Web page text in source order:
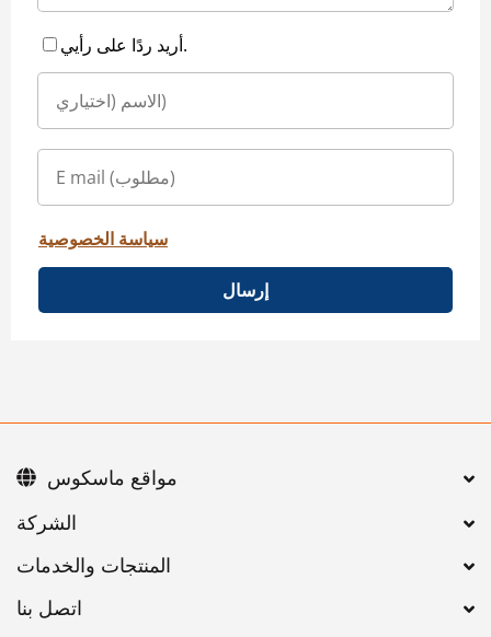
أريد ردًا على رأيي.
سياسة الخصوصية
إرسال
اتصل بنا
مواقع ماسكوس